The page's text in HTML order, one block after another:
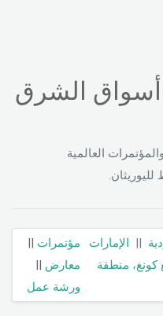
أسواق الشرق
العالمية
|| الإمارات
كونغ، منطقة
مؤتمرات ||
معارض ||
ورشة عمل